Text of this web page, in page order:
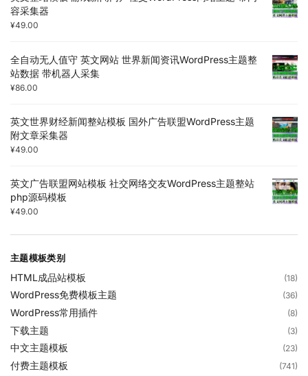
容采集器
¥49.00
全自动无人值守 英文网站 世界新闻资讯WordPress主题整
站数据 带机器人采集
¥86.00
英文世界财经新闻整站模板 国外广告联盟WordPress主题
附文章采集器
¥49.00
英文广告联盟网站模板 社交网络交友WordPress主题整站
php源码模板
¥49.00
主题模板类别
HTML成品站模板 (18)
WordPress免费模板主题 (36)
WordPress常用插件 (8)
下载主题 (3)
中文主题模板 (23)
付费主题模板 (741)